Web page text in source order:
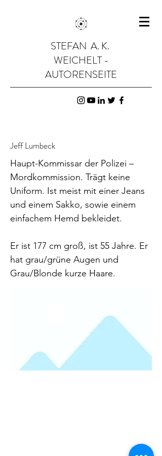
STEFAN A. K.
WEICHELT -
AUTORENSEITE
Jeff Lumbeck
Haupt-Kommissar der Polizei –
Mordkommission. Trägt keine
Uniform. Ist meist mit einer Jeans
und einem Sakko, sowie einem
einfachem Hemd bekleidet.
Er ist 177 cm groß, ist 55 Jahre. Er
hat grau/grüne Augen und
Grau/Blonde kurze Haare.